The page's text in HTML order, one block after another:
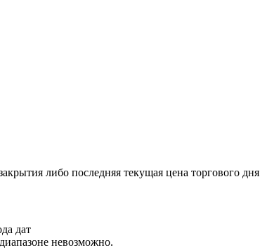
либо последняя текущая цена торгового дня
дат
невозможно.